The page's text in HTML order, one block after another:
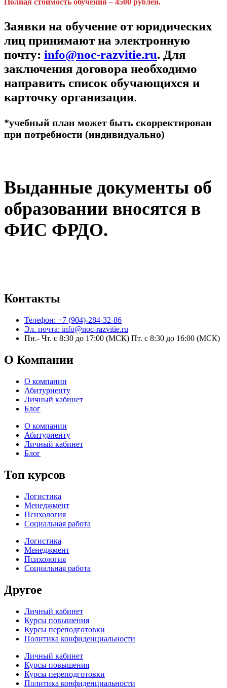
Заявки на обучение от юридических
лиц принимают на электронную
почту: info@noc-razvitie.ru. Для
заключения договора необходимо
направить список обучающихся и
карточку организации.
*учебный план может быть скорректирован
при потребности (индивидуально)
Выданные документы об
образовании вносятся в
ФИС ФРДО.
Контакты
Телефон: +7 (904)-284-32-86
Эл. почта: info@noc-razvitie.ru
Пн.- Чт. с 8:30 до 17:00 (МСК) Пт. с 8:30 до 16:00 (МСК)
О Компании
О компании
Абитуриенту
Личный кабинет
Блог
О компании
Абитуриенту
Личный кабинет
Блог
Топ курсов
Логистика
Менеджмент
Психология
Социальная работа
Логистика
Менеджмент
Психология
Социальная работа
Другое
Личный кабинет
Курсы повышения
Курсы переподготовки
Политика конфиденциальности
Личный кабинет
Курсы повышения
Курсы переподготовки
Политика конфиденциальности